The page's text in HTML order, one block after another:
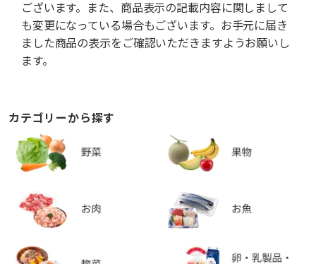
ございます。また、商品表示の記載内容に関しまして
も変更になっている場合もございます。お手元に届き
ました商品の表示をご確認いただきますようお願いし
ます。
カテゴリーから探す